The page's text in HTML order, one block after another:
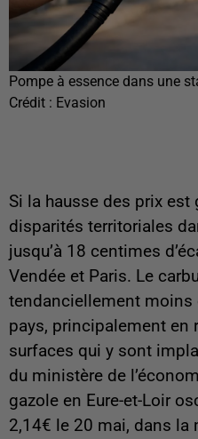
Pompe à essence dans une
Crédit : Evasion
Si la hausse des prix
disparités territoriales
jusqu’à 18 centimes
Vendée et Paris. Le
tendanciellement moins
pays, principalement en
surfaces qui y sont
du ministère de
gazole en Eure-et-Loir
2,14€ le 20 mai, dans la